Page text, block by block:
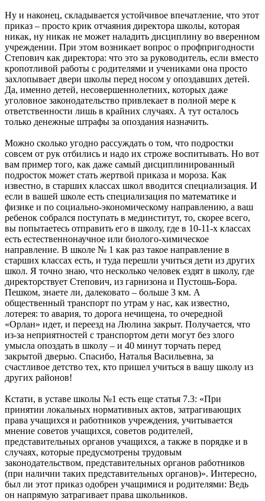
Ну и наконец, складывается устойчивое впечатление, что этот
приказ – просто крик отчаяния директора школы, которая
никак, ну никак не может наладить дисциплину во вверенном
учреждении. При этом возникает вопрос о профпригодности
Степович как директора: что это за руководитель, если вместо
кропотливой работы с родителями и учениками она просто
захлопывает двери школы перед носом у опоздавших детей.
Да, именно детей, несовершеннолетних, которых даже
уголовное законодательство привлекает в полной мере к
ответственности лишь в крайних случаях. А тут осталось
только денежные штрафы за опоздания назначить.
Можно сколько угодно рассуждать о том, что подростки
совсем от рук отбились и надо их строже воспитывать. Но вот
вам пример того, как даже самый дисциплинированный
подросток может стать жертвой приказа и мороза. Как
известно, в старших классах школ вводится специализация. И
если в вашей школе есть специализация по математике и
физике и по социально-экономическому направлению, а ваш
ребенок собрался поступать в мединститут, то, скорее всего,
вы попытаетесь отправить его в школу, где в 10-11-х классах
есть естественнонаучное или биолого-химическое
направление. В школе № 1 как раз такое направление в
старших классах есть, и туда перешли учиться дети из других
школ. Я точно знаю, что несколько человек ездят в школу, где
директорствует Степович, из гарнизона и Пустошь-Бора.
Пешком, знаете ли, далековато – больше 3 км. А
общественный транспорт по утрам у нас, как известно,
лотерея: то авария, то дорога нечищена, то очередной
«Орлан» идет, и переезд на Люлина закрыт. Получается, что
из-за неприятностей с транспортом дети могут без злого
умысла опоздать в школу – и 40 минут торчать перед
закрытой дверью. Спасибо, Наталья Васильевна, за
счастливое детство тех, кто пришел учиться в вашу школу из
других районов!
Кстати, в уставе школы №1 есть еще статья 7.3: «При
принятии локальных нормативных актов, затрагивающих
права учащихся и работников учреждения, учитывается
мнение советов учащихся, советов родителей,
представительных органов учащихся, а также в порядке и в
случаях, которые предусмотрены трудовым
законодательством, представительных органов работников
(при наличии таких представительных органов)». Интересно,
был ли этот приказ одобрен учащимися и родителями: Ведь
он напрямую затрагивает права школьников.